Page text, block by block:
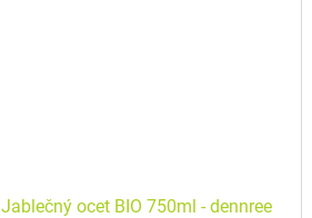
Jablečný ocet BIO 750ml - dennree